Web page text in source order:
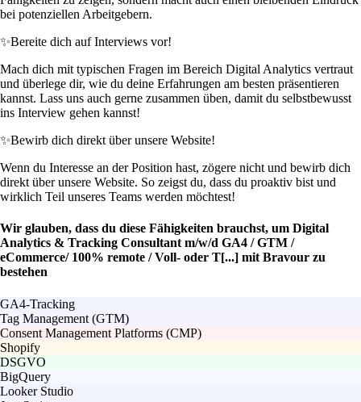
bei potenziellen Arbeitgebern.
✨Bereite dich auf Interviews vor!
Mach dich mit typischen Fragen im Bereich Digital Analytics vertraut
und überlege dir, wie du deine Erfahrungen am besten präsentieren
kannst. Lass uns auch gerne zusammen üben, damit du selbstbewusst
ins Interview gehen kannst!
✨Bewirb dich direkt über unsere Website!
Wenn du Interesse an der Position hast, zögere nicht und bewirb dich
direkt über unsere Website. So zeigst du, dass du proaktiv bist und
wirklich Teil unseres Teams werden möchtest!
Wir glauben, dass du diese Fähigkeiten brauchst, um Digital
Analytics & Tracking Consultant m/w/d GA4 / GTM /
eCommerce/ 100% remote / Voll- oder T[...] mit Bravour zu
bestehen
GA4-Tracking
Tag Management (GTM)
Consent Management Platforms (CMP)
Shopify
DSGVO
BigQuery
Looker Studio